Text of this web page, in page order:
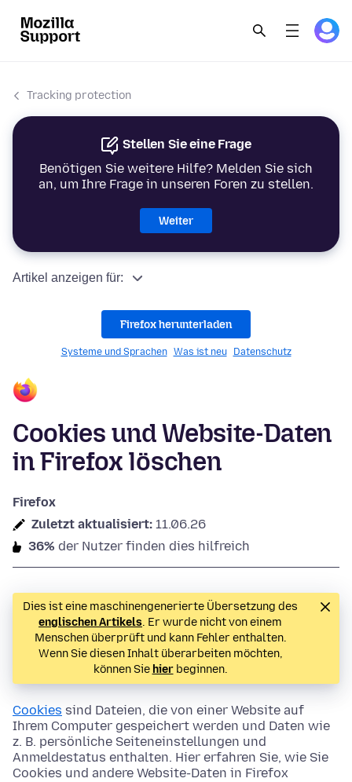
Tracking protection
Stellen Sie eine Frage
Benötigen Sie weitere Hilfe? Melden Sie sich
an, um Ihre Frage in unseren Foren zu stellen.
Weiter
Artikel anzeigen für:
Firefox herunterladen
Systeme und Sprachen Was ist neu Datenschutz
Cookies und Website-Daten
in Firefox löschen
Firefox
Zuletzt aktualisiert: 11.06.26
36% der Nutzer finden dies hilfreich
Dies ist eine maschinengenerierte Übersetzung des
englischen Artikels. Er wurde nicht von einem
Menschen überprüft und kann Fehler enthalten.
Wenn Sie diesen Inhalt überarbeiten möchten,
können Sie hierbeginnen.
Cookies sind Dateien, die von einer Website auf
Ihrem Computer gespeichert werden und Daten wie
z. B. persönliche Seiteneinstellungen und
Anmeldestatus enthalten. Hier erfahren Sie, wie Sie
Cookies und andere Website-Daten in Firefox